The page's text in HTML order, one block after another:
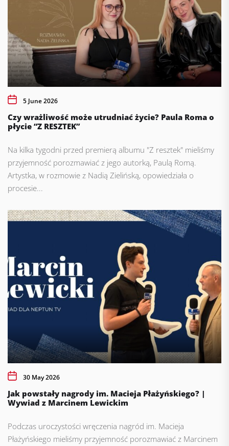
5 June 2026
Czy wrażliwość może utrudniać życie? Paula Roma o
płycie “Z RESZTEK”
Na kilka tygodni przed premierą albumu "Z resztek" mieliśmy
przyjemność porozmawiać z jego autorką, Paulą Romą.
Artystka, w rozmowie z Nadią Zielińską, opowiedziała o
procesie...
30 May 2026
Jak powstały nagrody im. Macieja Płażyńskiego? |
Wywiad z Marcinem Lewickim
Podczas uroczystości wręczenia nagród im. Macieja
Płażyńskiego mieliśmy przyjemność porozmawiać z Marcinem